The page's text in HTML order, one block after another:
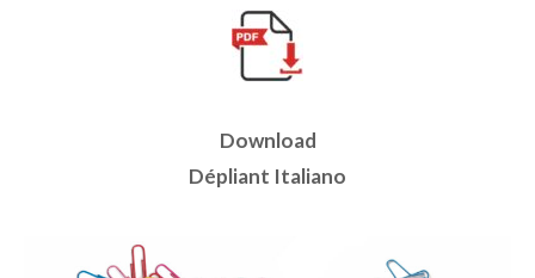
Download
Dépliant Italiano